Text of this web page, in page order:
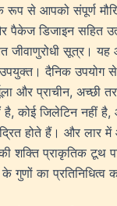
रूप से आपको संपूर्ण
पैकेज डिजाइन सहित
जीवाणुरोधी सूत्र।
दैनिक
और प्राचीन,
है, कोई जिलेटिन नहीं
होते हैं। और लार
शक्ति प्राकृतिक टूथ
गुणों का प्रतिनिधित्व